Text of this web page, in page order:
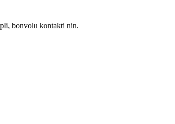
bonvolu kontakti nin.